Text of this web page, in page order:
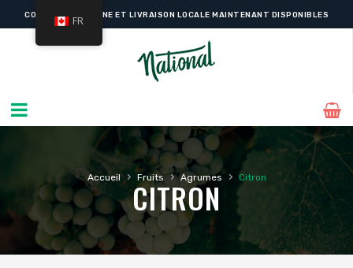
COMMANDE EN LIGNE ET LIVRAISON LOCALE MAINTENANT DISPONIBLES
Accueil › Fruits › Agrumes › Citron
CITRON
FR